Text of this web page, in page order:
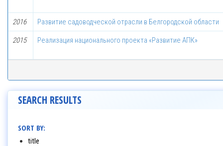
2016 Развитие садоводческой отрасли в Белгородской области
2015 Реализация национального проекта «Развитие АПК»
SEARCH RESULTS
SORT BY:
title